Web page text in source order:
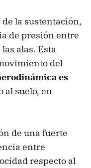
la sustentación,
de presión entre
alas. Esta
del
es
al suelo, en
de una fuerte
entre
respecto al